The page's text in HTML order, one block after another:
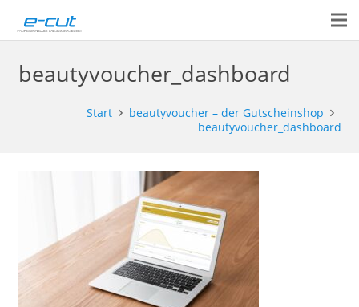
beautyvoucher_dashboard
Start
beautyvoucher – der Gutscheinshop
beautyvoucher_dashboard